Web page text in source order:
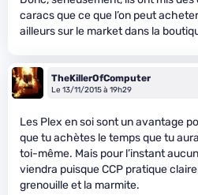
caracs que ce que l’on peut
ailleurs sur le market dans la
TheKillerOfComputer
Le 13/11/2015 à 19h29
Les Plex en soi sont un avantage
que tu achètes le temps que tu
toi-même. Mais pour l’instant
viendra puisque CCP pratique
grenouille et la marmite.